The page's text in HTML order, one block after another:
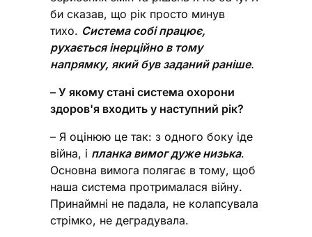
би сказав, що рік просто минув
тихо. Система собі працює,
рухається інерційно в тому
напрямку, який був заданий раніше.
– У якому стані система охорони
здоров'я входить у наступний рік?
– Я оцінюю це так: з одного боку іде
війна, і планка вимог дуже низька.
Основна вимога полягає в тому, щоб
наша система протрималася війну.
Принаймні не падала, не колапсувала
стрімко, не деградувала.